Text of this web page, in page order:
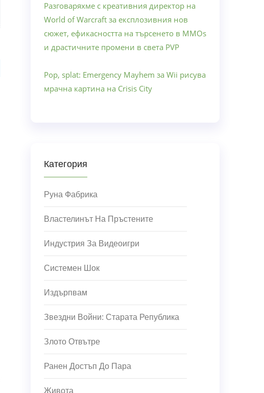
Разговаряхме с креативния директор на
World of Warcraft за експлозивния нов
сюжет, ефикасността на търсенето в MMOs
и драстичните промени в света PVP
Pop, splat: Emergency Mayhem за Wii рисува
мрачна картина на Crisis City
Категория
Руна Фабрика
Властелинът На Пръстените
Индустрия За Видеоигри
Системен Шок
Издърпвам
Звездни Войни: Старата Република
Злото Отвътре
Ранен Достъп До Пара
Живота